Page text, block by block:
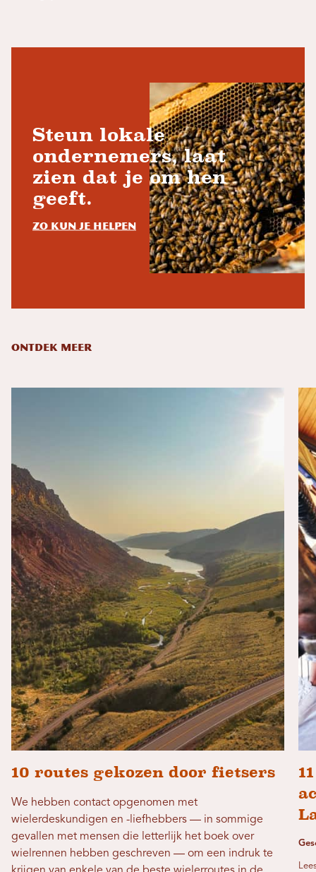
Steun lokale
ondernemers, laat
zien dat je om hen
geeft.
Zo kun je helpen
ONTDEK MEER
10 routes gekozen door fietsers
We hebben contact opgenomen met
wielerdeskundigen en -liefhebbers — in sommige
gevallen met mensen die letterlijk het boek over
wielrennen hebben geschreven — om een ​​indruk te